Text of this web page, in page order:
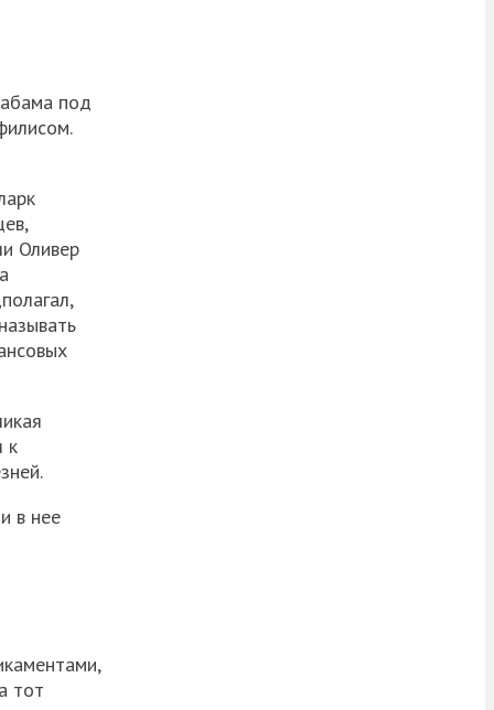
под
Оливер
к
в нее
тот